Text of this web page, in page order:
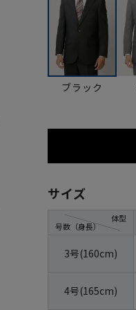
ブラック
サイズ
号数（身長）
体型
3号(160cm)
4号(165cm)